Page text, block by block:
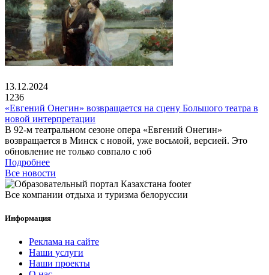
13.12.2024
1236
«Евгений Онегин» возвращается на сцену Большого театра в
новой интерпретации
В 92-м театральном сезоне опера «Евгений Онегин»
возвращается в Минск с новой, уже восьмой, версией. Это
обновление не только совпало с юб
Подробнее
Все новости
Все компании отдыха и туризма белоруссии
Информация
Реклама на сайте
Наши услуги
Наши проекты